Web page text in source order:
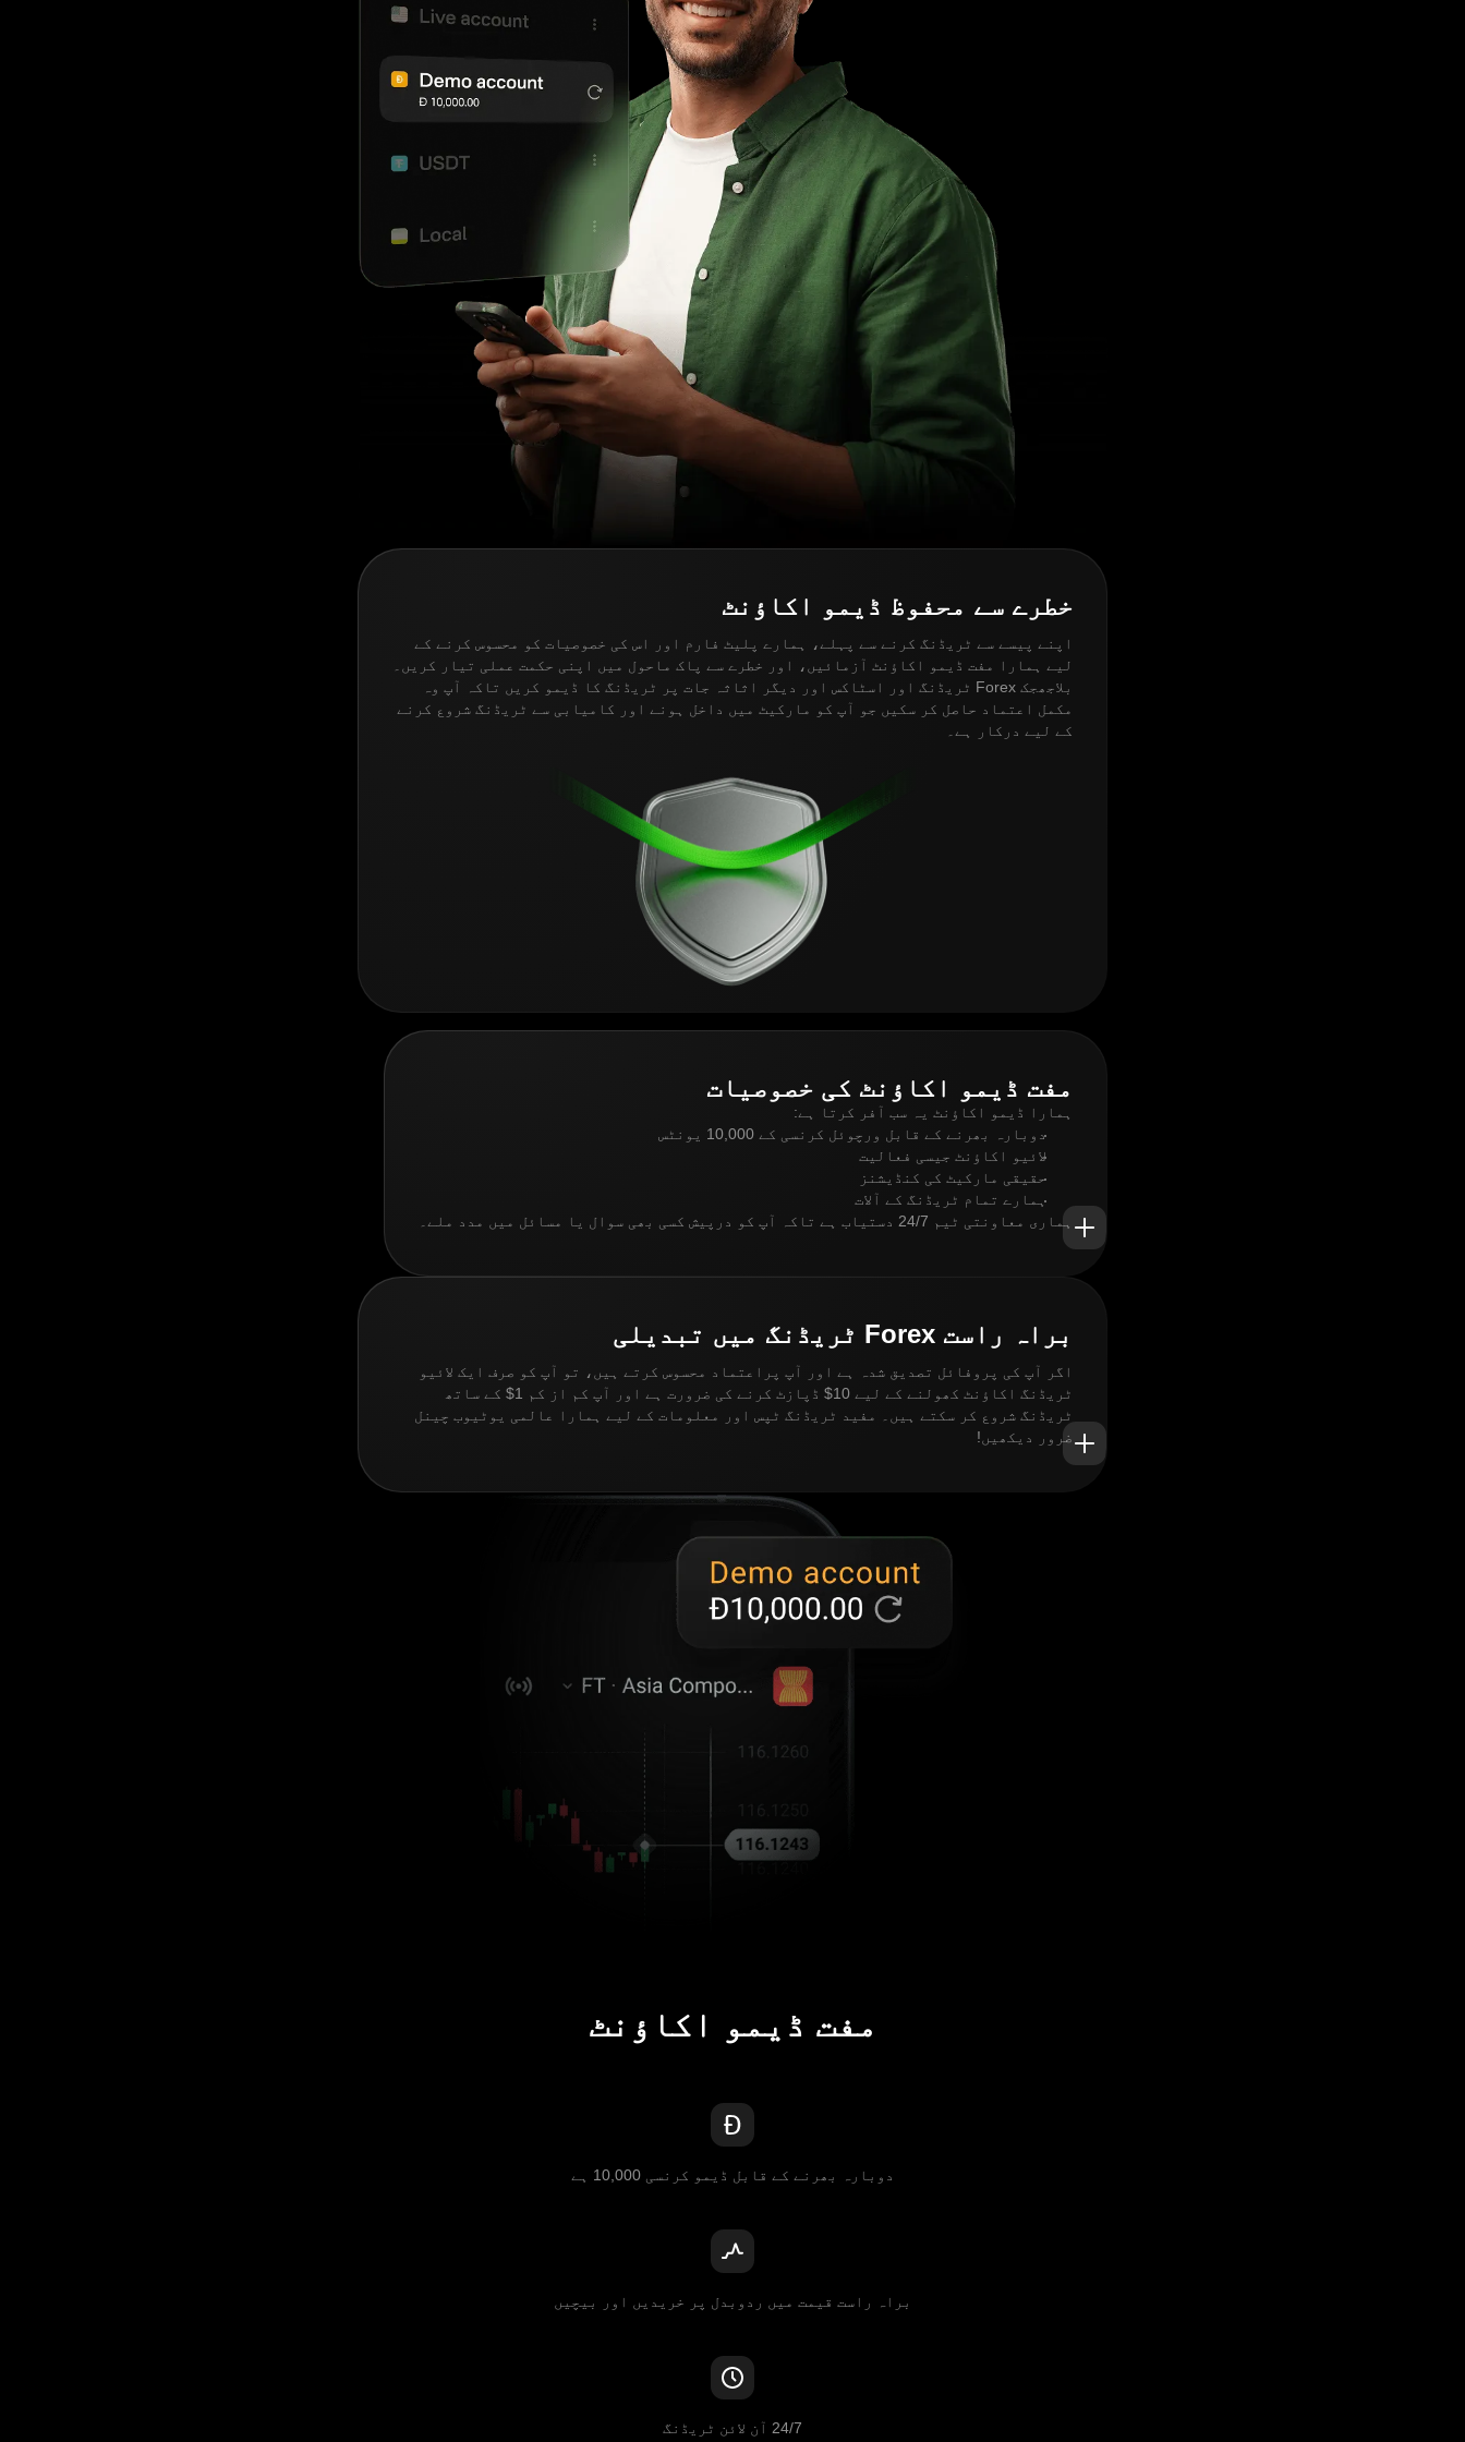
خطرے سے محفوظ ڈیمو اکاؤنٹ
اپنے پیسے سے ٹریڈنگ کرنے سے پہلے، ہمارے پلیٹ فارم اور اس کی خصوصیات کو محسوس کرنے کے
لیے ہمارا مفت ڈیمو اکاؤنٹ آزمائیں، اور خطرے سے پاک ماحول میں اپنی حکمت عملی تیار کریں۔
بلاجھجک Forex ٹریڈنگ اور اسٹاکس اور دیگر اثاثہ جات پر ٹریڈنگ کا ڈیمو کریں تاکہ آپ وہ
مکمل اعتماد حاصل کر سکیں جو آپ کو مارکیٹ میں داخل ہونے اور کامیابی سے ٹریڈنگ شروع کرنے
کے لیے درکار ہے۔
مفت ڈیمو اکاؤنٹ کی خصوصیات
ہمارا ڈیمو اکاؤنٹ یہ سب آفر کرتا ہے:
دوبارہ بھرنے کے قابل ورچوئل کرنسی کے 10,000 یونٹس
لائیو اکاؤنٹ جیسی فعالیت
حقیقی مارکیٹ کی کنڈیشنز
ہمارے تمام ٹریڈنگ کے آلات
ہماری معاونتی ٹیم 24/7 دستیاب ہے تاکہ آپ کو درپیش کسی بھی سوال یا مسائل میں مدد ملے۔
براہ راست Forex ٹریڈنگ میں تبدیلی
اگر آپ کی پروفائل تصدیق شدہ ہے اور آپ پراعتماد محسوس کرتے ہیں، تو آپ کو صرف ایک لائیو
ٹریڈنگ اکاؤنٹ کھولنے کے لیے 10$ ڈپازٹ کرنے کی ضرورت ہے اور آپ کم از کم 1$ کے ساتھ
ٹریڈنگ شروع کر سکتے ہیں۔ مفید ٹریڈنگ ٹپس اور معلومات کے لیے ہمارا عالمی یوٹیوب چینل
ضرور دیکھیں!
مفت ڈیمو اکاؤنٹ
دوبارہ بھرنے کے قابل ڈیمو کرنسی 10,000 ہے
براہ راست قیمت میں ردوبدل پر خریدیں اور بیچیں
24/7 آن لائن ٹریڈنگ